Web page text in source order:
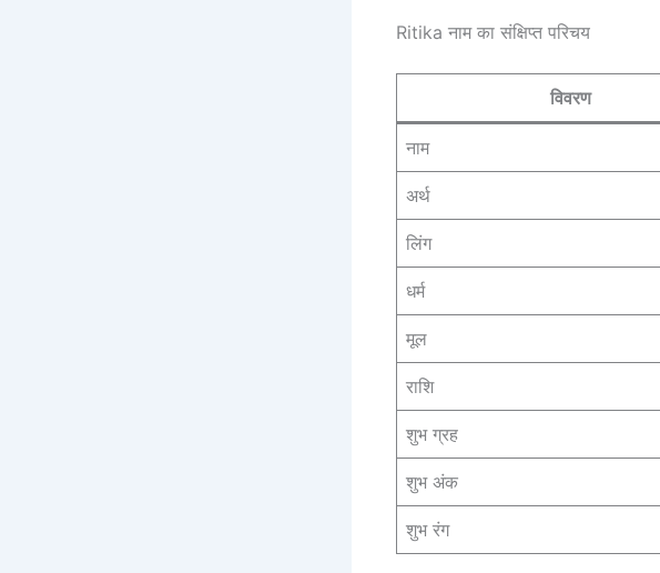
Ritika नाम का संक्षिप्त परिचय
विवरण
नाम
अर्थ
लिंग
धर्म
मूल
राशि
शुभ ग्रह
शुभ अंक
शुभ रंग